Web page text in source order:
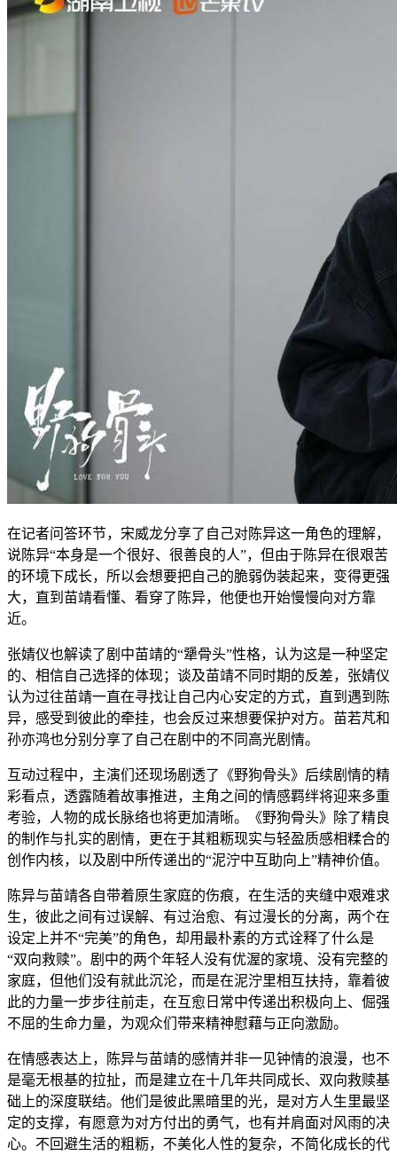
在记者问答环节，宋威龙分享了自己对陈异这一角色的理解，
说陈异“本身是一个很好、很善良的人”，但由于陈异在很艰苦
的环境下成长，所以会想要把自己的脆弱伪装起来，变得更强
大，直到苗靖看懂、看穿了陈异，他便也开始慢慢向对方靠
近。
张婧仪也解读了剧中苗靖的“犟骨头”性格，认为这是一种坚定
的、相信自己选择的体现；谈及苗靖不同时期的反差，张婧仪
认为过往苗靖一直在寻找让自己内心安定的方式，直到遇到陈
异，感受到彼此的牵挂，也会反过来想要保护对方。苗若芃和
孙亦鸿也分别分享了自己在剧中的不同高光剧情。
互动过程中，主演们还现场剧透了《野狗骨头》后续剧情的精
彩看点，透露随着故事推进，主角之间的情感羁绊将迎来多重
考验，人物的成长脉络也将更加清晰。《野狗骨头》除了精良
的制作与扎实的剧情，更在于其粗粝现实与轻盈质感相糅合的
创作内核，以及剧中所传递出的“泥泞中互助向上”精神价值。
陈异与苗靖各自带着原生家庭的伤痕，在生活的夹缝中艰难求
生，彼此之间有过误解、有过治愈、有过漫长的分离，两个在
设定上并不“完美”的角色，却用最朴素的方式诠释了什么是
“双向救赎”。剧中的两个年轻人没有优渥的家境、没有完整的
家庭，但他们没有就此沉沦，而是在泥泞里相互扶持，靠着彼
此的力量一步步往前走，在互愈日常中传递出积极向上、倔强
不屈的生命力量，为观众们带来精神慰藉与正向激励。
在情感表达上，陈异与苗靖的感情并非一见钟情的浪漫，也不
是毫无根基的拉扯，而是建立在十几年共同成长、双向救赎基
础上的深度联结。他们是彼此黑暗里的光，是对方人生里最坚
定的支撑，有愿意为对方付出的勇气，也有并肩面对风雨的决
心。不回避生活的粗粝，不美化人性的复杂，不简化成长的代